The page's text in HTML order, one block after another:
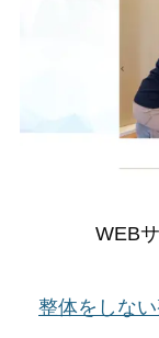
WEB
整体をしな